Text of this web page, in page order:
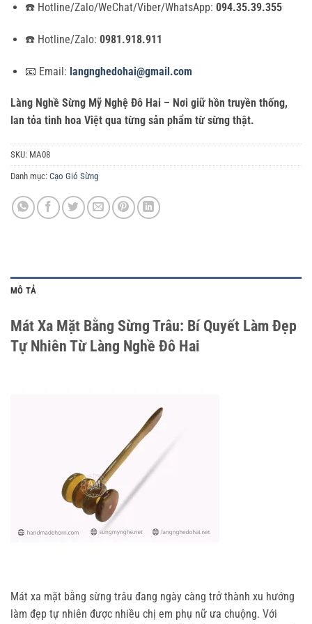
☎️ Hotline/Zalo/WeChat/Viber/WhatsApp: 094.35.39.355
☎️ Hotline/Zalo: 0981.918.911
📧 Email: langnghedohai@gmail.com
Làng Nghề Sừng Mỹ Nghệ Đô Hai – Nơi giữ hồn truyền thống,
lan tỏa tinh hoa Việt qua từng sản phẩm từ sừng thật.
SKU: MA08
Danh mục: Cạo Gió Sừng
MÔ TẢ
Mát Xa Mặt Bằng Sừng Trâu: Bí Quyết Làm Đẹp
Tự Nhiên Từ Làng Nghề Đô Hai
Mát xa mặt bằng sừng trâu đang ngày càng trở thành xu hướng
làm đẹp tự nhiên được nhiều chị em phụ nữ ưa chuộng. Với